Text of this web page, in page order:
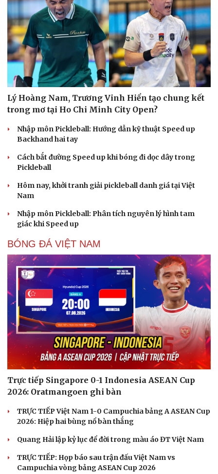
Lý Hoàng Nam, Trương Vinh Hiển tạo chung kết
trong mơ tại Ho Chi Minh City Open?
Nhập môn Pickleball: Hướng dẫn kỹ thuật Speed up
Backhand hai tay
Cách bắt đường Speed up khi bóng đi dọc dây trong
Pickleball
Hôm nay, khởi tranh giải pickleball danh giá tại Việt
Nam
Nhập môn Pickleball: Phân tích nguyên lý hình tam
giác khi Speed up
BÓNG ĐÁ VIỆT NAM
Trực tiếp Singapore 0-1 Indonesia ASEAN Cup
2026: Oratmangoen ghi bàn
TRỰC TIẾP Việt Nam 1-0 Campuchia bảng A ASEAN Cup
2026: Hiệp hai bùng nổ bàn thắng
Quang Hải lập kỷ lục để đời trong màu áo ĐT Việt Nam
TRỰC TIẾP: Họp báo sau trận đấu Việt Nam vs
Campuchia vòng bảng ASEAN Cup 2026